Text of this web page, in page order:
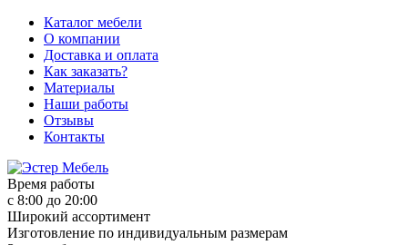
Каталог мебели
О компании
Доставка и оплата
Как заказать?
Материалы
Наши работы
Отзывы
Контакты
Время работы
с 8:00 до 20:00
Широкий ассортимент
Изготовление по индивидуальным размерам